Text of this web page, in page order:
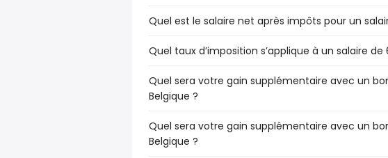
Quel est le salaire net après impôts pour un
Quel taux d’imposition s’applique à un salaire de
Quel sera votre gain supplémentaire avec un
Belgique ?
Quel sera votre gain supplémentaire avec un
Belgique ?